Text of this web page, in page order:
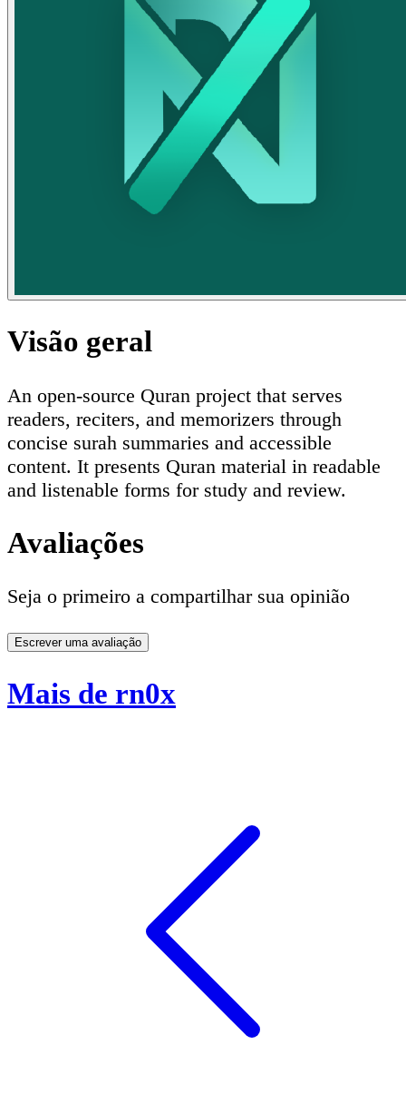
Visão geral
An open-source Quran project that serves
readers, reciters, and memorizers through
concise surah summaries and accessible
content. It presents Quran material in readable
and listenable forms for study and review.
Avaliações
Seja o primeiro a compartilhar sua opinião
Escrever uma avaliação
Mais de rn0x